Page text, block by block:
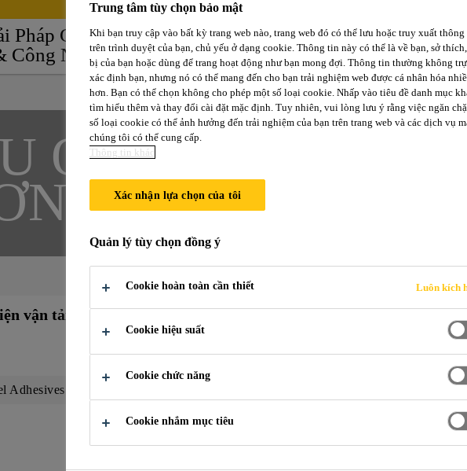
Pháp Cho Ô-tô
Công Nghiệp
Các
Dự
Án
Phát Triển
Bền Vững
Kênh Phân
Phối / Bán Lẻ
QUẢ TRONG
vận tải
Adhesives
Trung tâm tùy chọn bảo mật
Khi bạn truy cập vào bất kỳ trang web nào, trang web đó có thể lưu hoặc truy xuất
trên trình duyệt của bạn, chủ yếu ở dạng cookie. Thông tin này có thể là về bạn, sở
bị của bạn hoặc dùng để trang hoạt động như bạn mong đợi. Thông tin thường không
xác định bạn, nhưng nó có thể mang đến cho bạn trải nghiệm web được cá nhân hóa
hơn. Bạn có thể chọn không cho phép một số loại cookie. Nhấp vào tiêu đề danh mục
tìm hiểu thêm và thay đổi cài đặt mặc định. Tuy nhiên, vui lòng lưu ý rằng việc ngăn
số loại cookie có thể ảnh hưởng đến trải nghiệm của bạn trên trang web và các dịch vụ
chúng tôi có thể cung cấp.
Thông tin khác
Xác nhận lựa chọn của tôi
Quản lý tùy chọn đồng ý
Cookie hoàn toàn cần thiết Luôn kích
Cookie hiệu suất
Cookie chức năng
Cookie nhắm mục tiêu